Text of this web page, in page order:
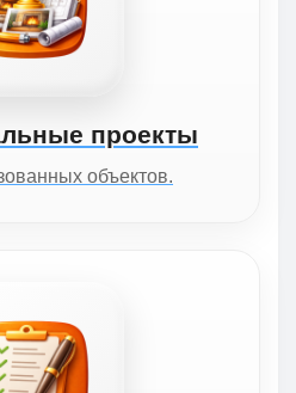
проекты
объектов.